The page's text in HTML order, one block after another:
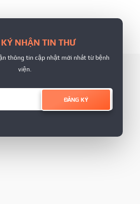
NHẬN TIN THƯ
thông tin cập nhật mới nhất từ bệnh
viện.
ĐĂNG KÝ